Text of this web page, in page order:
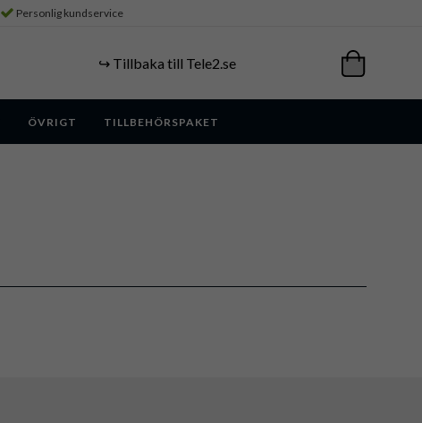
Personlig kundservice
↪️ Tillbaka till Tele2.se
ÖVRIGT TILLBEHÖRSPAKET